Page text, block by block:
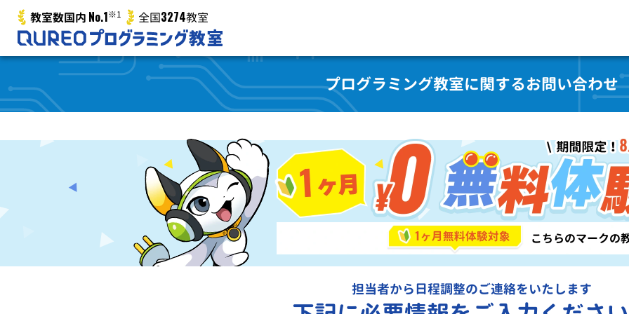
教室数国内 No.1※1 全国3274教室
プログラミング教室に関するお問い合わせ
担当者から日程調整のご連絡をいたします